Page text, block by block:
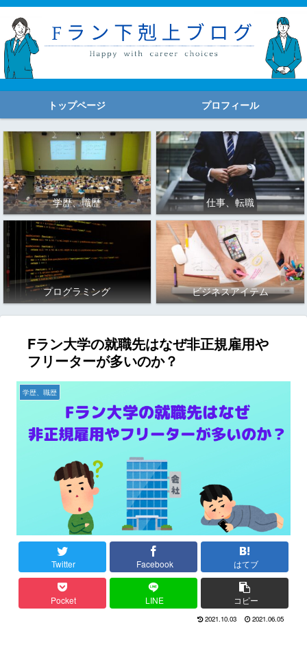
トップページ プロフィール
学歴、職歴 仕事、転職
プログラミング ビジネスアイテム
Fラン大学の就職先はなぜ非正規雇用や
フリーターが多いのか？
学歴、職歴
Twitter Facebook はてブ
Pocket LINE コピー
2021.10.03 2021.06.05